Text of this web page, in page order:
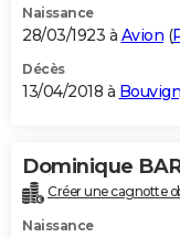
Naissance
28/03/1923 à Avion (
Décès
13/04/2018 à
Dominique
Créer une cagnotte
Naissance